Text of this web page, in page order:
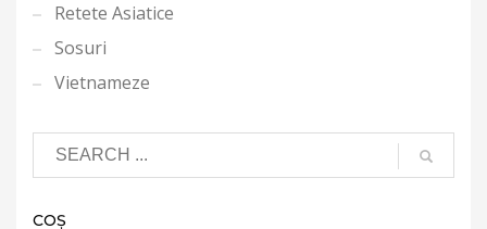
Retete Asiatice
Sosuri
Vietnameze
COȘ